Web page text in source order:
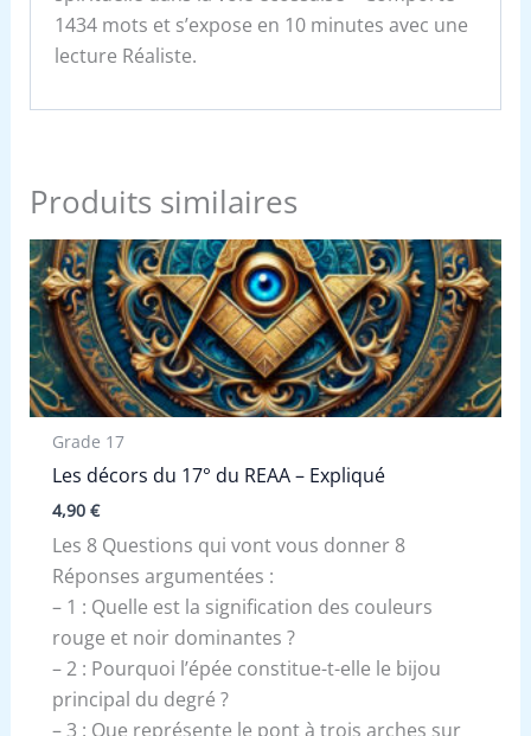
1434 mots et s’expose en 10 minutes avec une
lecture Réaliste.
Produits similaires
Grade 17
Les décors du 17° du REAA – Expliqué
4,90 €
Les 8 Questions qui vont vous donner 8
Réponses argumentées :
– 1 : Quelle est la signification des couleurs
rouge et noir dominantes ?
– 2 : Pourquoi l’épée constitue-t-elle le bijou
principal du degré ?
– 3 : Que représente le pont à trois arches sur